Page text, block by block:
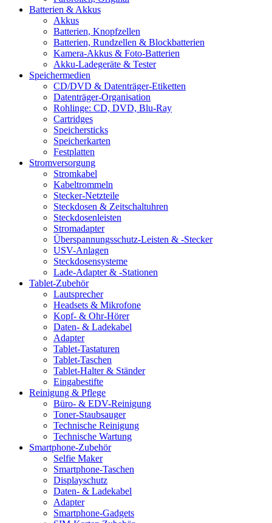
Batterien & Akkus
Akkus
Batterien, Knopfzellen
Batterien, Rundzellen & Blockbatterien
Kamera-Akkus & Foto-Batterien
Akku-Ladegeräte & Tester
Speichermedien
CD/DVD & Datenträger-Etiketten
Datenträger-Organisation
Rohlinge: CD, DVD, Blu-Ray
Cartridges
Speichersticks
Speicherkarten
Festplatten
Stromversorgung
Stromkabel
Kabeltrommeln
Stecker-Netzteile
Steckdosen & Zeitschaltuhren
Steckdosenleisten
Stromadapter
Überspannungsschutz-Leisten & -Stecker
USV-Anlagen
Steckdosensysteme
Lade-Adapter & -Stationen
Tablet-Zubehör
Lautsprecher
Headsets & Mikrofone
Kopf- & Ohr-Hörer
Daten- & Ladekabel
Adapter
Tablet-Tastaturen
Tablet-Taschen
Tablet-Halter & Ständer
Eingabestifte
Reinigung & Pflege
Büro- & EDV-Reinigung
Toner-Staubsauger
Technische Reinigung
Technische Wartung
Smartphone-Zubehör
Selfie Maker
Smartphone-Taschen
Displayschutz
Daten- & Ladekabel
Adapter
Smartphone-Gadgets